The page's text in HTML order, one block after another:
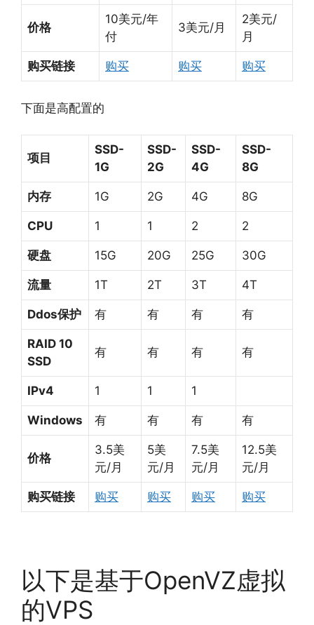
价格
10美元/年
付
3美元/月
2美元/
月
购买链接 购买 购买 购买
下面是高配置的
项目
SSD-
1G
SSD-
2G
SSD-
4G
SSD-
8G
内存 1G 2G 4G 8G
CPU 1 1 2 2
硬盘 15G 20G 25G 30G
流量 1T 2T 3T 4T
Ddos保护 有 有 有 有
RAID 10
SSD
有 有 有 有
IPv4 1 1 1
Windows 有 有 有 有
价格
3.5美
元/月
5美
元/月
7.5美
元/月
12.5美
元/月
购买链接 购买 购买 购买 购买
以下是基于OpenVZ虚拟
的VPS